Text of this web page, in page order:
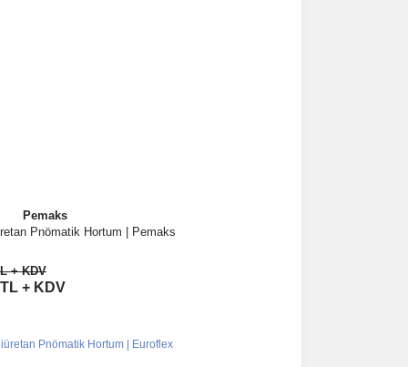
Pemaks
Pnömatik Hortum | Pemaks
+ KDV
+ KDV
İncele
Sepete Ekle